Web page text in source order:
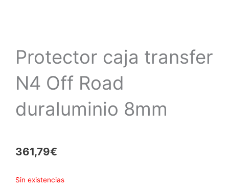
Protector caja transfer
N4 Off Road
duraluminio 8mm
361,79€
Sin existencias